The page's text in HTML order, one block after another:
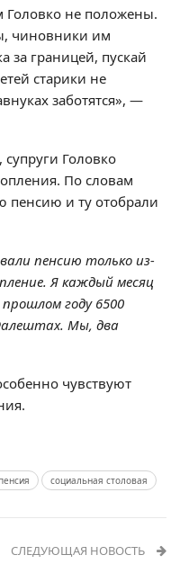
Головко не положены.
чиновники им
за границей, пускай
старики не
заботятся», —
Головко
По словам
и ту отобрали
пенсию только из-
Я каждый месяц
году 6500
Мы, два
чувствуют
социальная столовая
СЛЕДУЮЩАЯ НОВОСТЬ